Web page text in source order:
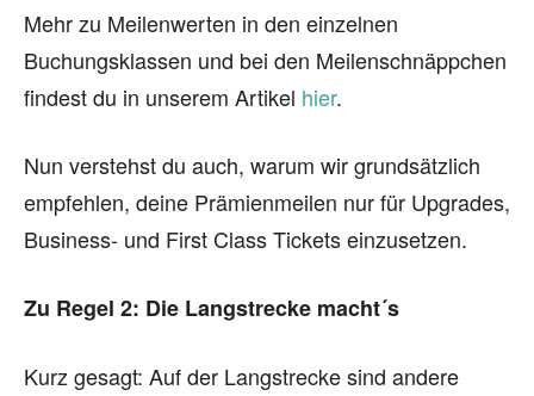
Mehr zu Meilenwerten in den einzelnen
Buchungsklassen und bei den Meilenschnäppchen
findest du in unserem Artikel hier.
Nun verstehst du auch, warum wir grundsätzlich
empfehlen, deine Prämienmeilen nur für Upgrades,
Business- und First Class Tickets einzusetzen.
Zu Regel 2: Die Langstrecke macht´s
Kurz gesagt: Auf der Langstrecke sind andere